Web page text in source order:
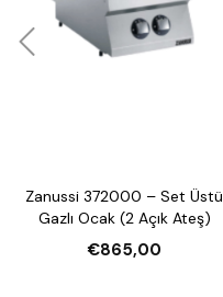
Zanussi 372000 – Set Üstü
Gazlı Ocak (2 Açık Ateş)
€865,00